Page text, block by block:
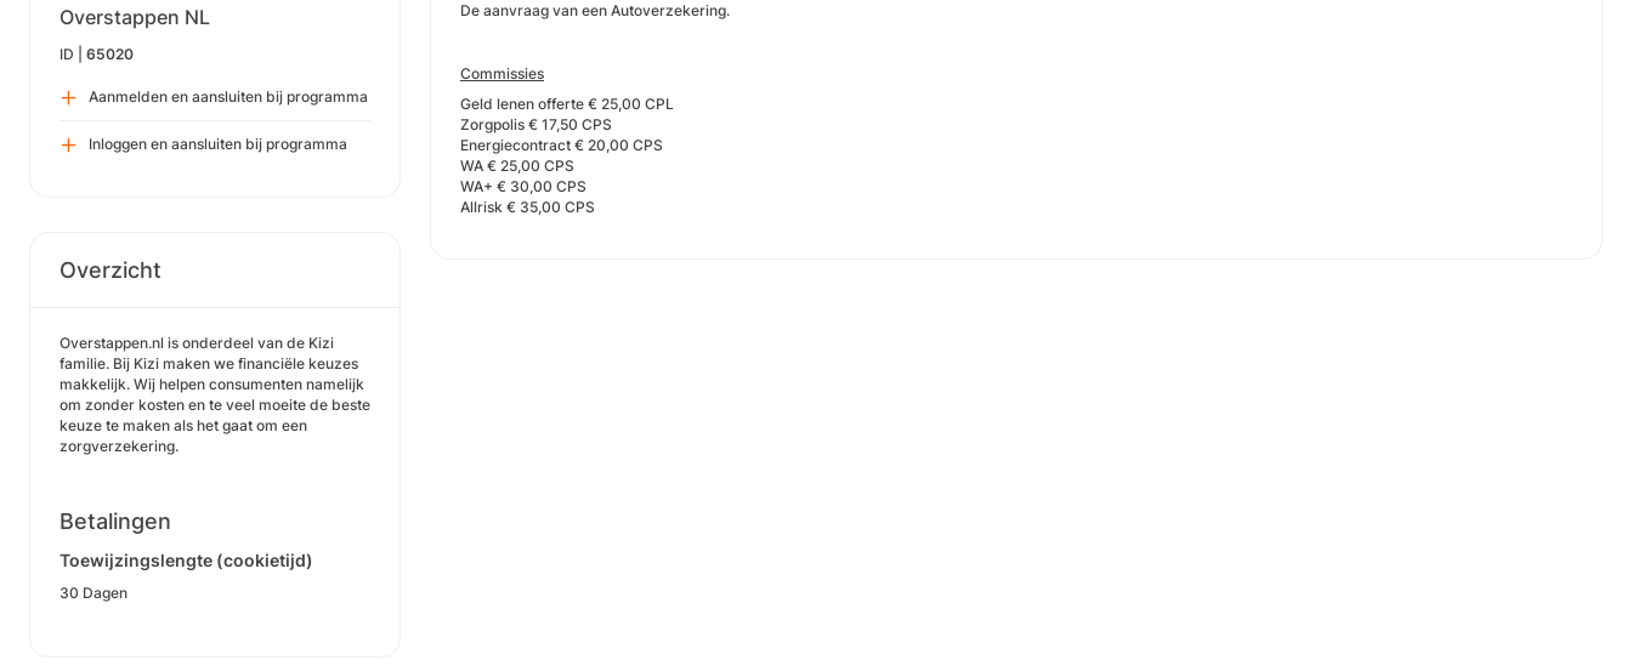
Overstappen NL
ID | 65020
Aanmelden en aansluiten bij programma
Inloggen en aansluiten bij programma
Overzicht
Overstappen.nl is onderdeel van de Kizi
familie. Bij Kizi maken we financiële keuzes
makkelijk. Wij helpen consumenten namelijk
om zonder kosten en te veel moeite de beste
keuze te maken als het gaat om een
zorgverzekering.
Betalingen
Toewijzingslengte (cookietijd)
30 Dagen
De aanvraag van een Autoverzekering.
Commissies
Geld lenen offerte € 25,00 CPL
Zorgpolis € 17,50 CPS
Energiecontract € 20,00 CPS
WA € 25,00 CPS
WA+ € 30,00 CPS
Allrisk € 35,00 CPS